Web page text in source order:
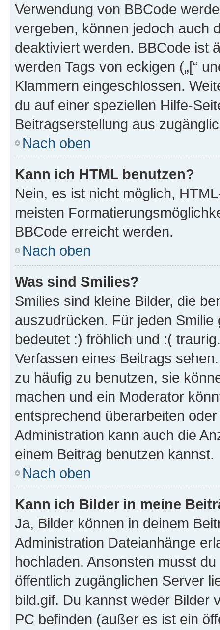
Verwendung von BBCode
vergeben, können jedoch auch
deaktiviert werden. BBCode ist
werden Tags von eckigen („[“
Klammern eingeschlossen.
du auf einer speziellen Hilfe-
Beitragserstellung aus
Nach oben
Kann ich HTML benutzen?
Nein, es ist nicht möglich,
meisten
BBCode erreicht werden.
Nach oben
Was sind Smilies?
Smilies sind kleine Bilder, die
auszudrücken. Für jeden
bedeutet :) fröhlich und :(
Verfassen eines Beitrags
zu häufig zu benutzen, sie
machen und ein Moderator
entsprechend überarbeiten
Administration kann auch die
einem Beitrag benutzen kannst.
Nach oben
Kann ich Bilder in meine
Ja, Bilder können in deinem
Administration Dateianhänge
hochladen. Ansonsten musst
öffentlich zugänglichen Server
bild.gif. Du kannst weder Bilder
PC befinden (außer es ist ein